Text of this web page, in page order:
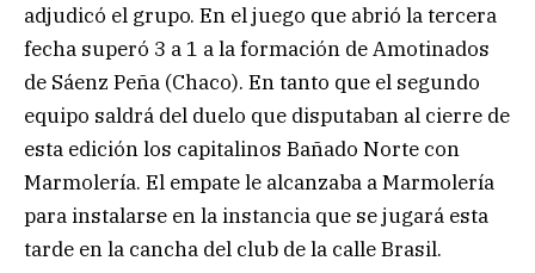
adjudicó el grupo. En el juego que abrió la tercera
fecha superó 3 a 1 a la formación de Amotinados
de Sáenz Peña (Chaco). En tanto que el segundo
equipo saldrá del duelo que disputaban al cierre de
esta edición los capitalinos Bañado Norte con
Marmolería. El empate le alcanzaba a Marmolería
para instalarse en la instancia que se jugará esta
tarde en la cancha del club de la calle Brasil.